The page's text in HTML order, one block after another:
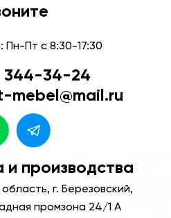
Пн-Пт с 8:30-17:30
344-34-24
mebel@mail.ru
производства
г. Березовский,
промзона 24/1 А